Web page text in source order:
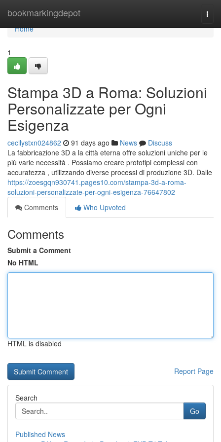
bookmarkingdepot
Home
Home
1
Stampa 3D a Roma: Soluzioni
Personalizzate per Ogni
Esigenza
cecilystxn024862 91 days ago News
Discuss
La fabbricazione 3D a la città eterna offre soluzioni uniche per le
più varie necessità . Possiamo creare prototipi complessi con
accuratezza , utilizzando diverse processi di produzione 3D. Dalle
https://zoesgqn930741.pages10.com/stampa-3d-a-roma-
soluzioni-personalizzate-per-ogni-esigenza-76647802
Comments
Who Upvoted
Comments
Submit a Comment
No HTML
HTML is disabled
Report Page
Search
Go
Published News